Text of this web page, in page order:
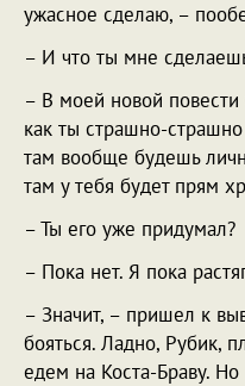
ужасное сделаю, –
– И что ты мне
– В моей новой повести
как ты страшно-
там вообще будешь
там у тебя будет прям
– Ты его уже придумал?
– Пока нет. Я пока
– Значит, – пришел к
бояться. Ладно, Рубик,
едем на Коста-Браву. Но